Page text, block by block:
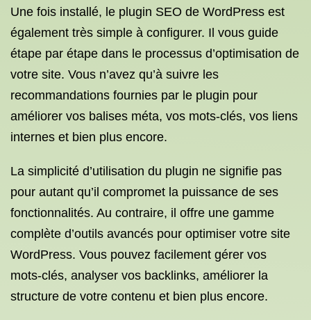
Une fois installé, le plugin SEO de WordPress est
également très simple à configurer. Il vous guide
étape par étape dans le processus d’optimisation de
votre site. Vous n’avez qu’à suivre les
recommandations fournies par le plugin pour
améliorer vos balises méta, vos mots-clés, vos liens
internes et bien plus encore.
La simplicité d’utilisation du plugin ne signifie pas
pour autant qu’il compromet la puissance de ses
fonctionnalités. Au contraire, il offre une gamme
complète d’outils avancés pour optimiser votre site
WordPress. Vous pouvez facilement gérer vos
mots-clés, analyser vos backlinks, améliorer la
structure de votre contenu et bien plus encore.